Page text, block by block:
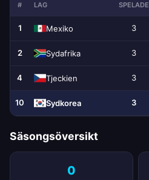
# LAG SPELADE
1 Mexiko 3
2 Sydafrika 3
4 Tjeckien 3
10 Sydkorea 3
Säsongsöversikt
0